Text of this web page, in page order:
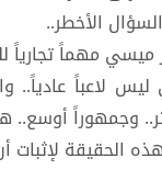
الأخطر..
مهماً تجارياً
ليس لاعباً عادياً..
وجمهوراً أوسع..
لإثبات أن